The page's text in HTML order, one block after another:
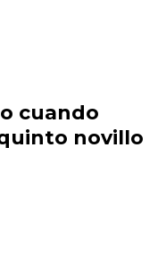
cuando
novillo